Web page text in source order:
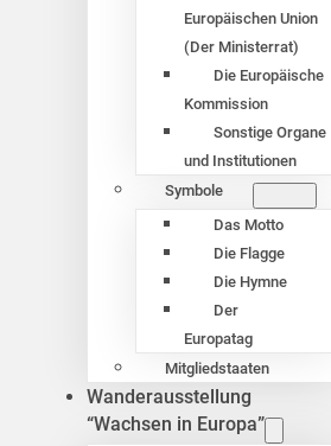
Europäischen Union
(Der Ministerrat)
Die Europäische
Kommission
Sonstige Organe
und Institutionen
Symbole
Das Motto
Die Flagge
Die Hymne
Der
Europatag
Mitgliedstaaten
Wanderausstellung
“Wachsen in Europa”